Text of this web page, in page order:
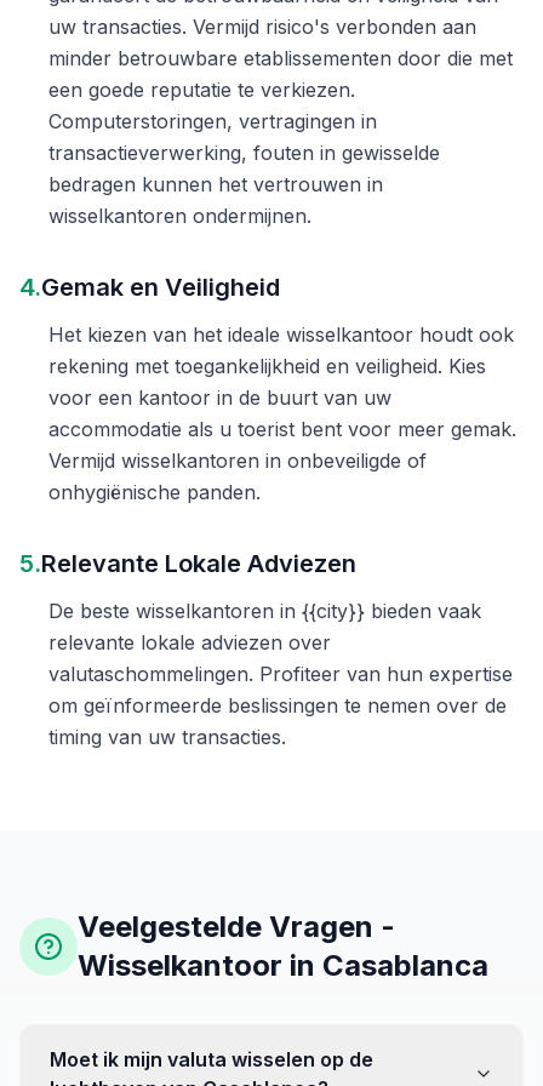
uw transacties. Vermijd risico's verbonden aan
minder betrouwbare etablissementen door die met
een goede reputatie te verkiezen.
Computerstoringen, vertragingen in
transactieverwerking, fouten in gewisselde
bedragen kunnen het vertrouwen in
wisselkantoren ondermijnen.
4.Gemak en Veiligheid
Het kiezen van het ideale wisselkantoor houdt ook
rekening met toegankelijkheid en veiligheid. Kies
voor een kantoor in de buurt van uw
accommodatie als u toerist bent voor meer gemak.
Vermijd wisselkantoren in onbeveiligde of
onhygiënische panden.
5.Relevante Lokale Adviezen
De beste wisselkantoren in {{city}} bieden vaak
relevante lokale adviezen over
valutaschommelingen. Profiteer van hun expertise
om geïnformeerde beslissingen te nemen over de
timing van uw transacties.
Veelgestelde Vragen -
Wisselkantoor in Casablanca
Moet ik mijn valuta wisselen op de